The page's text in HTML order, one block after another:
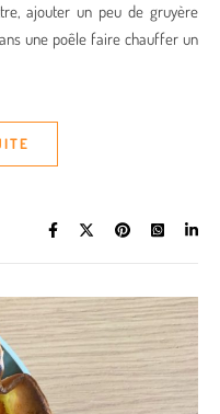
ajouter un peu de gruyère
une poêle faire chauffer un